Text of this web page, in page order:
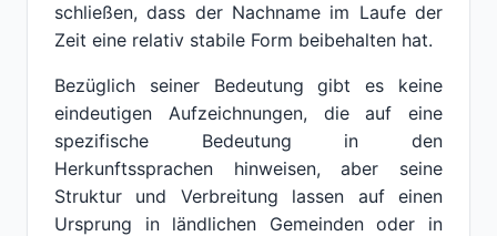
schließen, dass der Nachname im Laufe der
Zeit eine relativ stabile Form beibehalten hat.
Bezüglich seiner Bedeutung gibt es keine
eindeutigen Aufzeichnungen, die auf eine
spezifische Bedeutung in den
Herkunftssprachen hinweisen, aber seine
Struktur und Verbreitung lassen auf einen
Ursprung in ländlichen Gemeinden oder in